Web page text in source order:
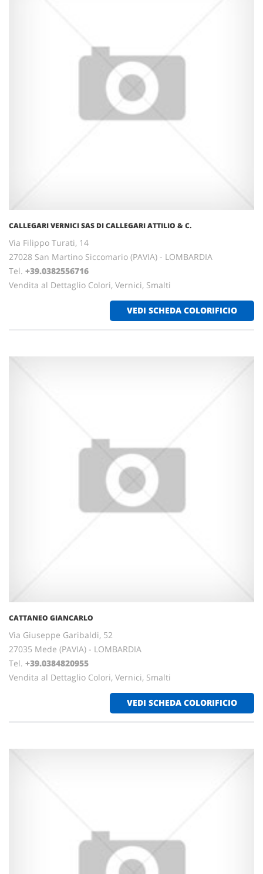
CALLEGARI VERNICI SAS DI CALLEGARI ATTILIO & C.
Via Filippo Turati, 14
27028 San Martino Siccomario (PAVIA) - LOMBARDIA
Tel. +39.0382556716
Vendita al Dettaglio Colori, Vernici, Smalti
VEDI SCHEDA COLORIFICIO
CATTANEO GIANCARLO
Via Giuseppe Garibaldi, 52
27035 Mede (PAVIA) - LOMBARDIA
Tel. +39.0384820955
Vendita al Dettaglio Colori, Vernici, Smalti
VEDI SCHEDA COLORIFICIO